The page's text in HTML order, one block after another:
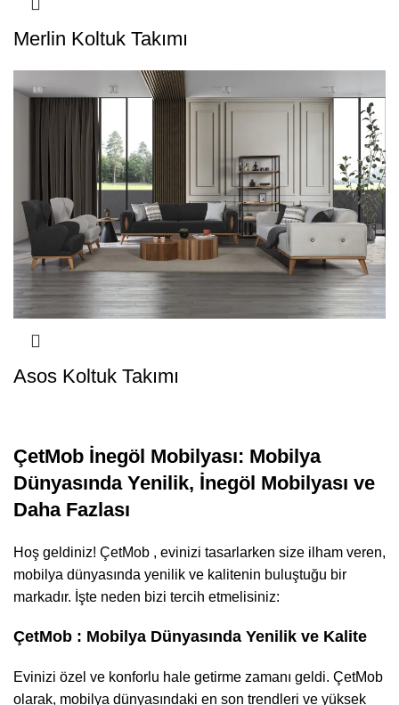
Merlin Koltuk Takımı
Asos Koltuk Takımı
ÇetMob İnegöl Mobilyası: Mobilya
Dünyasında Yenilik, İnegöl Mobilyası ve
Daha Fazlası
Hoş geldiniz! ÇetMob , evinizi tasarlarken size ilham veren,
mobilya dünyasında yenilik ve kalitenin buluştuğu bir
markadır. İşte neden bizi tercih etmelisiniz:
ÇetMob : Mobilya Dünyasında Yenilik ve Kalite
Evinizi özel ve konforlu hale getirme zamanı geldi. ÇetMob
olarak, mobilya dünyasındaki en son trendleri ve yüksek